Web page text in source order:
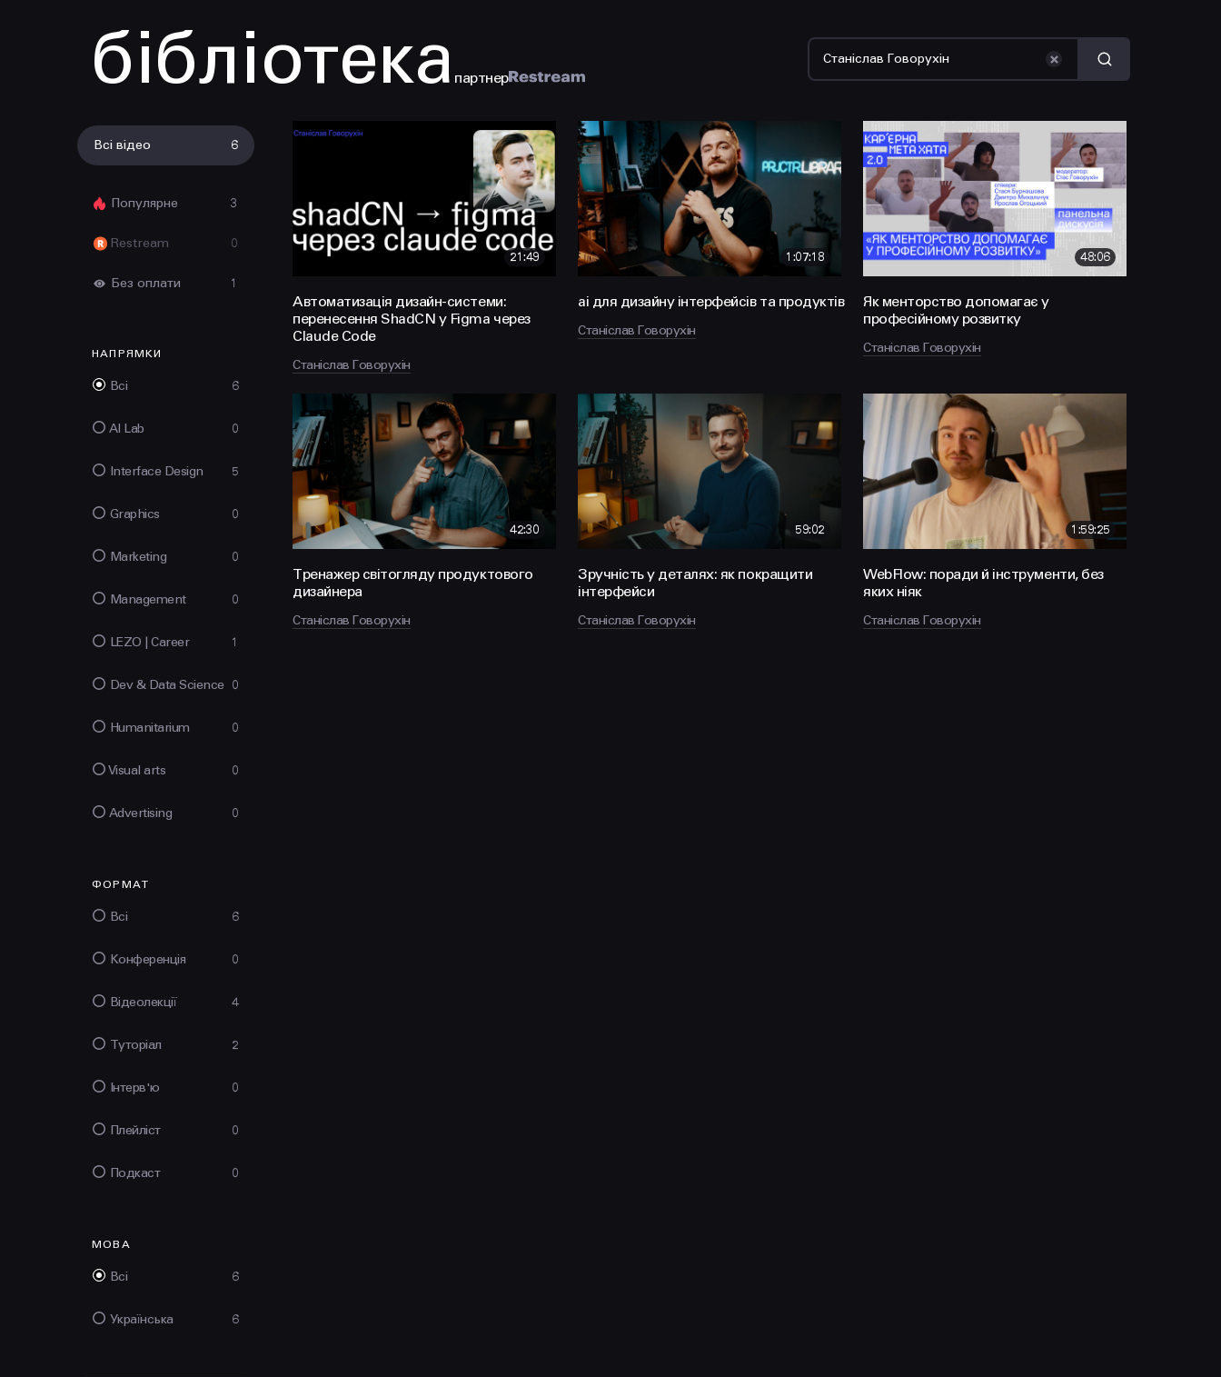
бібліотека партнер
Всі відео 6
Популярне 3
Restream 0
Без оплати 1
НАПРЯМКИ
Всі 6
AI Lab 0
Interface Design 5
Graphics 0
Marketing 0
Management 0
LEZO | Сareer 1
Dev & Data Science 0
Humanitarium 0
Visual arts 0
Advertising 0
ФОРМАТ
Всі 6
Конференція 0
Відеолекції 4
Туторіал 2
Інтерв'ю 0
Плейліст 0
Подкаст 0
МОВА
Всі 6
Українська 6
21:49
Автоматизація дизайн-системи:
перенесення ShadCN у Figma через
Claude Code
Станіслав Говорухін
1:07:18
ai для дизайну інтерфейсів та продуктів
Станіслав Говорухін
48:06
Як менторство допомагає у
професійному розвитку
Станіслав Говорухін
42:30
Тренажер світогляду продуктового
дизайнера
Станіслав Говорухін
59:02
Зручність у деталях: як покращити
інтерфейси
Станіслав Говорухін
1:59:25
WebFlow: поради й інструменти, без
яких ніяк
Станіслав Говорухін